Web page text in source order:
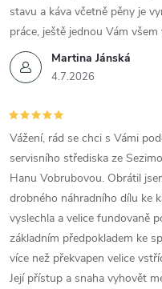
Martina Jánská
4.7.2026
stavu a káva včetně pěny je
práce, ještě jednou Vám všem
Vážení, rád se chci s Vámi
servisního střediska ze
Hanu Vobrubovou. Obrátil
drobného náhradního dílu ke
vyslechla a velice fundovaně
základním předpokladem ke
více než překvapen velice
Její přístup a snaha vyhovět